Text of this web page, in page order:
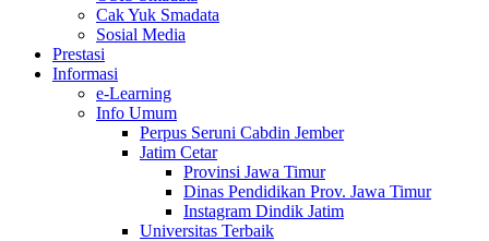
Cak Yuk Smadata
Sosial Media
Prestasi
Informasi
e-Learning
Info Umum
Perpus Seruni Cabdin Jember
Jatim Cetar
Provinsi Jawa Timur
Dinas Pendidikan Prov. Jawa Timur
Instagram Dindik Jatim
Universitas Terbaik